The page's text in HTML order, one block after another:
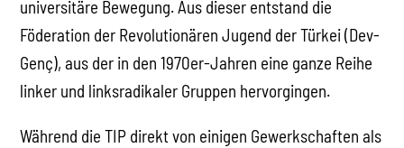
universitäre Bewegung. Aus dieser entstand die
Föderation der Revolutionären Jugend der Türkei (Dev-
Genç), aus der in den 1970er-Jahren eine ganze Reihe
linker und linksradikaler Gruppen hervorgingen.
Während die TIP direkt von einigen Gewerkschaften als